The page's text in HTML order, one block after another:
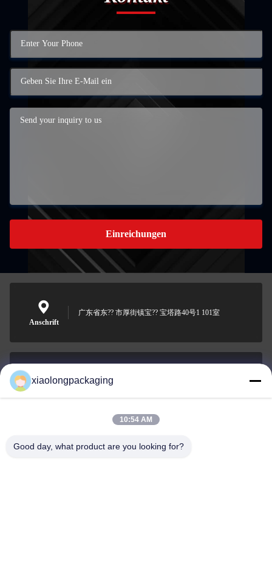
Einreichungen
Anschrift
广东省东?? 市厚街镇宝?? 宝塔路40号1 101室
E-Mail-Adresse
Tina@xiaolongpackaging.com
0086-15322891631
xiaolongpackaging
10:54 AM
Good day, what product are you looking for?